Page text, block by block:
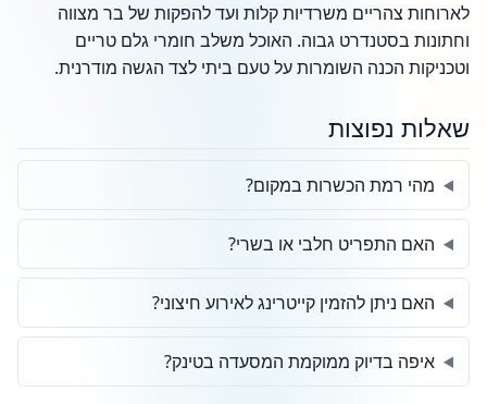
לארוחות צהריים משרדיות קלות ועד להפקות של בר מצווה
וחתונות בסטנדרט גבוה. האוכל משלב חומרי גלם טריים
וטכניקות הכנה השומרות על טעם ביתי לצד הגשה מודרנית.
שאלות נפוצות
מהי רמת הכשרות במקום?
האם התפריט חלבי או בשרי?
האם ניתן להזמין קייטרינג לאירוע חיצוני?
איפה בדיוק ממוקמת המסעדה בטינק?